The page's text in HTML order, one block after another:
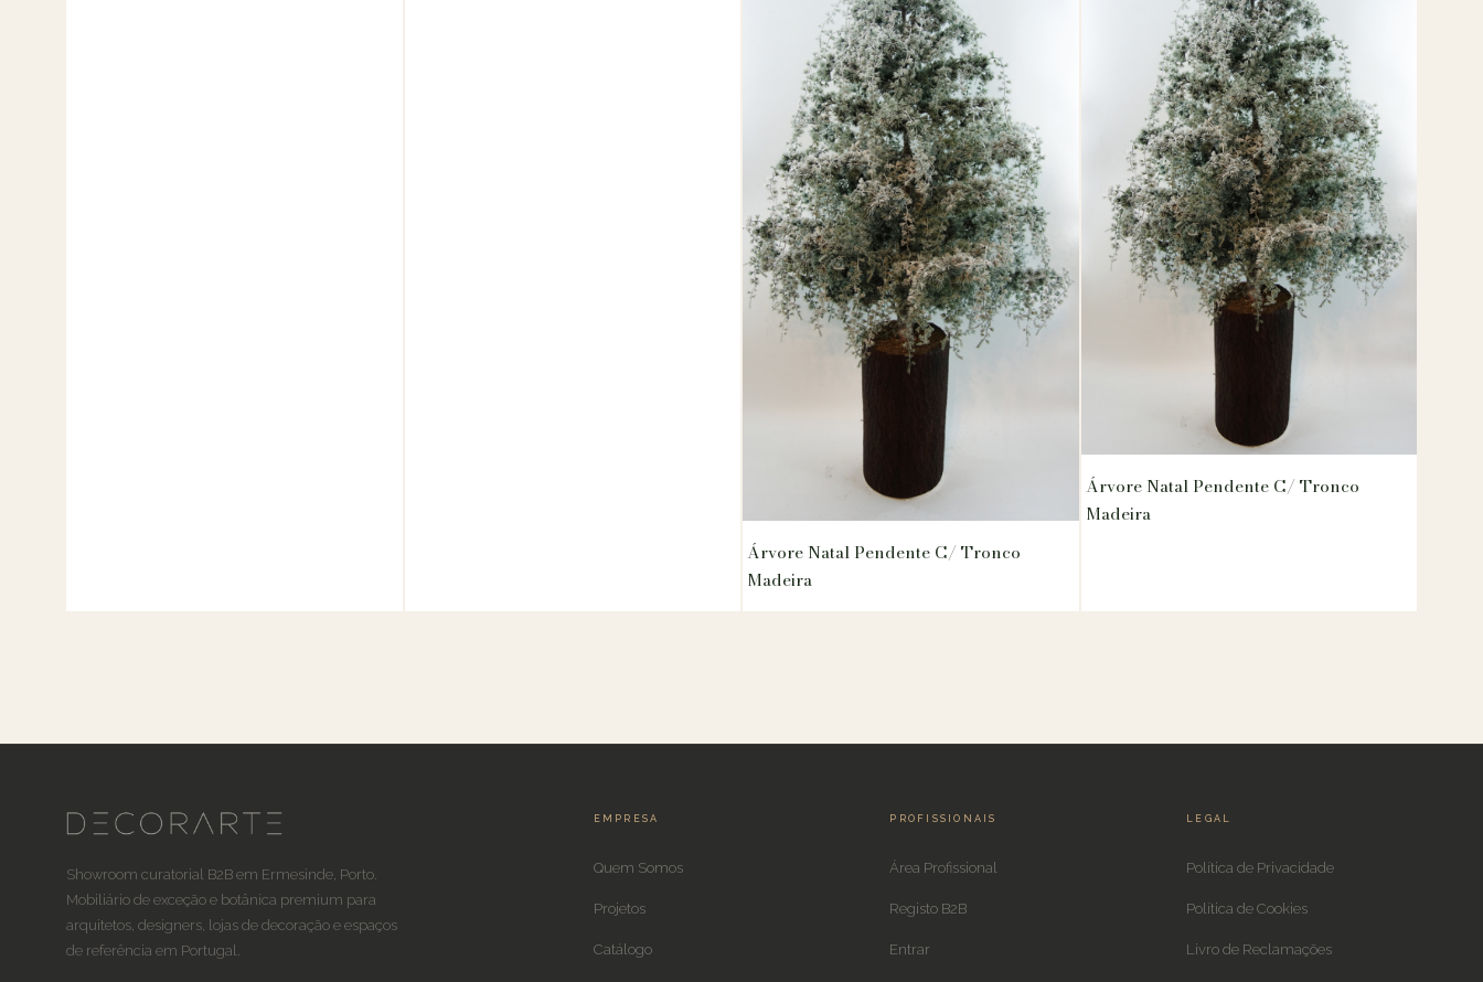
Árvore Natal Pendente C/ Tronco
Madeira
Árvore Natal Pendente C/ Tronco
Madeira
Showroom curatorial B2B em Ermesinde, Porto.
Mobiliário de exceção e botânica premium para
arquitetos, designers, lojas de decoração e espaços
de referência em Portugal.
EMPRESA
Quem Somos
Projetos
Catálogo
PROFISSIONAIS
Área Profissional
Registo B2B
Entrar
LEGAL
Política de Privacidade
Política de Cookies
Livro de Reclamações